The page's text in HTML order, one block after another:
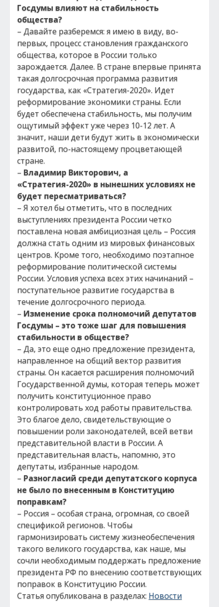
Госдумы влияют на стабильность
общества?
– Давайте разберемся: я имею в виду, во-
первых, процесс становления гражданского
общества, которое в России только
зарождается. Далее. В стране впервые принята
такая долгосрочная программа развития
государства, как «Стратегия-2020». Идет
реформирование экономики страны. Если
будет обеспечена стабильность, мы получим
ощутимый эффект уже через 10-12 лет. А
значит, наши дети будут жить в экономически
развитой, по-настоящему процветающей
стране.
– Владимир Викторович, а
«Стратегия-2020» в нынешних условиях не
будет пересматриваться?
– Я хотел бы отметить, что в последних
выступлениях президента России четко
поставлена новая амбициозная цель – Россия
должна стать одним из мировых финансовых
центров. Кроме того, необходимо поэтапное
реформирование политической системы
России. Условия успеха всех этих начинаний –
поступательное развитие государства в
течение долгосрочного периода.
– Изменение срока полномочий депутатов
Госдумы – это тоже шаг для повышения
стабильности в обществе?
– Да, это еще одно предложение президента,
направленное на общий вектор развития
страны. Он касается расширения полномочий
Государственной думы, которая теперь может
получить конституционное право
контролировать ход работы правительства.
Это благое дело, свидетельствующие о
повышении роли законодателей, всей ветви
представительной власти в России. А
представительная власть, напомню, это
депутаты, избранные народом.
– Разногласий среди депутатского корпуса
не было по внесенным в Конституцию
поправкам?
– Россия – особая страна, огромная, со своей
спецификой регионов. Чтобы
гармонизировать систему жизнеобеспечения
такого великого государства, как наше, мы
сочли необходимым поддержать предложение
президента РФ по внесению соответствующих
поправок в Конституцию России.
Статья опубликована в разделах: Новости